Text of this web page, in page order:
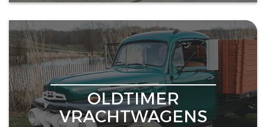
OLDTIMER
VRACHTWAGENS